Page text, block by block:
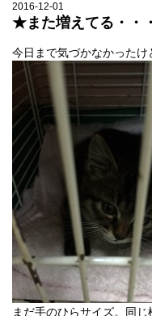
2016-12-01
★また増えてる・・
今日まで気づかなかった
まだ手のひらサイズ。同じ